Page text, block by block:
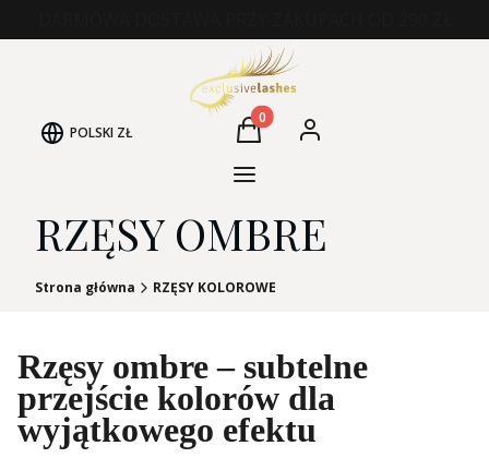
POLSKI ZŁ Produkty w koszyku: 0. Zobacz
Koszyk
Zaloguj się
Kategorie Produktów
RZĘSY OMBRE
Strona główna RZĘSY KOLOROWE
Rzęsy ombre – subtelne
przejście kolorów dla
wyjątkowego efektu